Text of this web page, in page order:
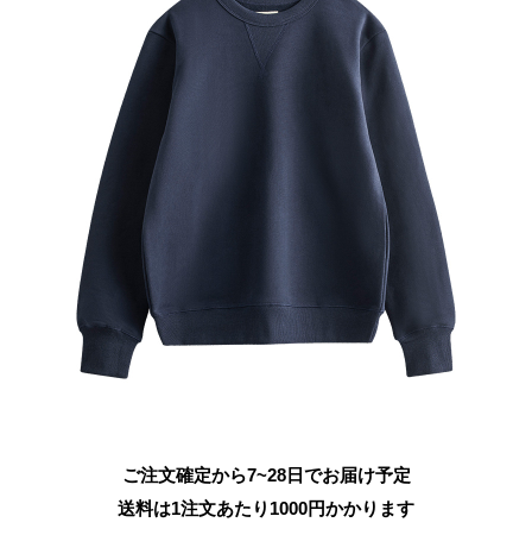
ご注文確定から7~28日でお届け予定
送料は1注文あたり 1000円かかります